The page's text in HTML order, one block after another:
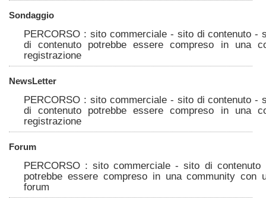
Sondaggio
PERCORSO : sito commerciale - sito di contenuto -
di contenuto potrebbe essere compreso in una
registrazione
NewsLetter
PERCORSO : sito commerciale - sito di contenuto -
di contenuto potrebbe essere compreso in una
registrazione
Forum
PERCORSO : sito commerciale - sito di
potrebbe essere compreso in una community con
forum